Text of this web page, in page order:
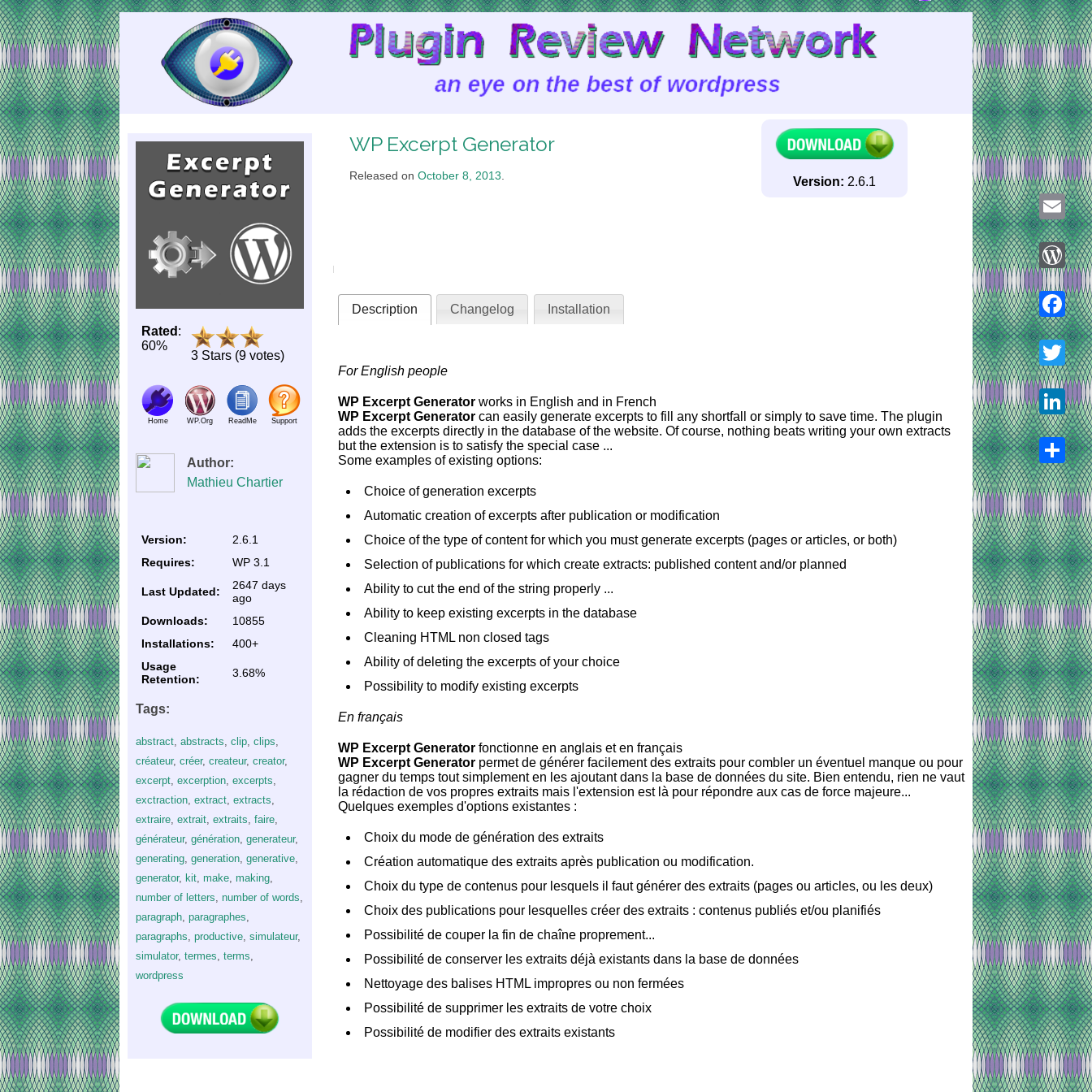
Skip
to
Content
Rated :
60%
3 Stars (9 votes)
Home WP.Org ReadMe Support
Author:
Mathieu Chartier
Version:
2.6.1
Requires:
WP 3.1
Last Updated:
2647 days
ago
Downloads:
10855
Installations:
400+
Usage
Retention:
3.68%
Tags:
abstract,abstracts,clip,clips,
créateur,créer,createur,creator,
excerpt,excerption,excerpts,
exctraction,extract,extracts,
extraire,extrait,extraits,faire,
générateur,génération,generateur,
generating,generation,generative,
generator, kit,make,making,
number of letters,number of words,
paragraph,paragraphes,
paragraphs,productive,simulateur,
simulator,termes,terms,
wordpress
WP Excerpt Generator
Released on October 8, 2013 Version: 2.6.1
Description Changelog Installation
For English people
WP Excerpt Generatorworks in English and in French
WP Excerpt Generatorcan easily generate excerpts to fill any shortfall or simply to save time. The plugin
adds the excerpts directly in the database of the website. Of course, nothing beats writing your own extracts
but the extension is to satisfy the special case ...
Some examples of existing options:
Choice of generation excerpts
Automatic creation of excerpts after publication or modification
Choice of the type of content for which you must generate excerpts (pages or articles, or both)
Selection of publications for which create extracts: published content and/or planned
Ability to cut the end of the string properly ...
Ability to keep existing excerpts in the database
Cleaning HTML non closed tags
Ability of deleting the excerpts of your choice
Possibility to modify existing excerpts
En français
WP Excerpt Generatorfonctionne en anglais et en français
WP Excerpt Generatorpermet de générer facilement des extraits pour combler un éventuel manque ou pour
gagner du temps tout simplement en les ajoutant dans la base de données du site. Bien entendu, rien ne vaut
la rédaction de vos propres extraits mais l'extension est là pour répondre aux cas de force majeure...
Quelques exemples d'options existantes :
Choix du mode de génération des extraits
Création automatique des extraits après publication ou modification.
Choix du type de contenus pour lesquels il faut générer des extraits (pages ou articles, ou les deux)
Choix des publications pour lesquelles créer des extraits : contenus publiés et/ou planifiés
Possibilité de couper la fin de chaîne proprement...
Possibilité de conserver les extraits déjà existants dans la base de données
Nettoyage des balises HTML impropres ou non fermées
Possibilité de supprimer les extraits de votre choix
Possibilité de modifier des extraits existants
Email
Twitter
LinkedIn
Share